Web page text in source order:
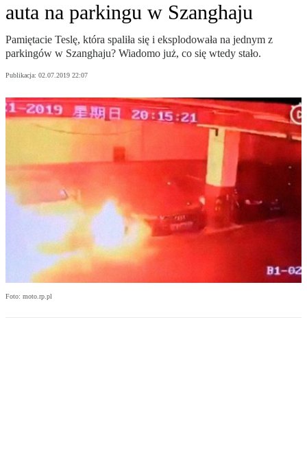
auta na parkingu w Szanghaju
Pamiętacie Teslę, która spaliła się i eksplodowała na jednym z
parkingów w Szanghaju? Wiadomo już, co się wtedy stało.
Publikacja: 02.07.2019 22:07
Foto: moto.rp.pl